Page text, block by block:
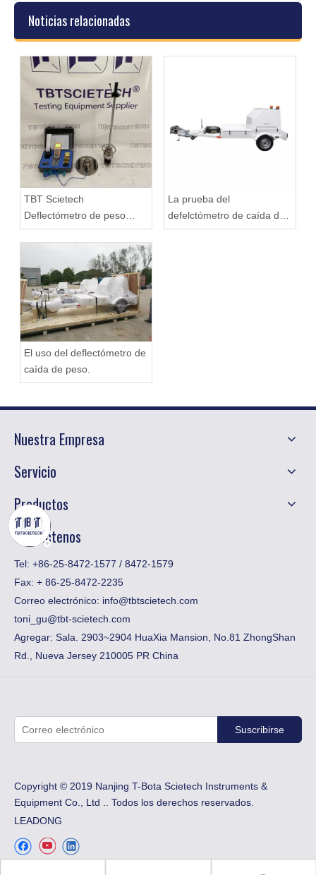
Noticias relacionadas
TBT Scietech
Deflectómetro de peso
ligero TBTLWD-1G Pantalla
La prueba del
defelctómetro de caída de
peso
El uso del deflectómetro de
caída de peso.
Nuestra Empresa
Servicio
Productos
Contáctenos
Tel: +86-25-8472-1577 / 8472-1579
Fax: ​+ 86-25-8472-2235
Correo electrónico: info@tbtscietech.com
toni_gu@tbt-scietech.com
Agregar: Sala. 2903~2904 HuaXia Mansion, No.81 ZhongShan
Rd., Nueva Jersey 210005 PR China
Suscribirse
Copyright © 2019 Nanjing T-Bota Scietech Instruments &
Equipment Co., Ltd .. Todos los derechos reservados.
LEADONG